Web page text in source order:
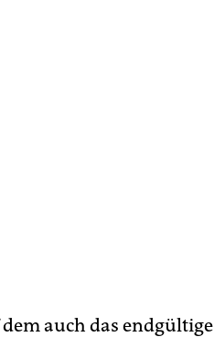
auch das endgültige